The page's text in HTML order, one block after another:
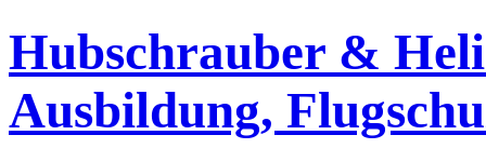
Hubschrauber &
Ausbildung,